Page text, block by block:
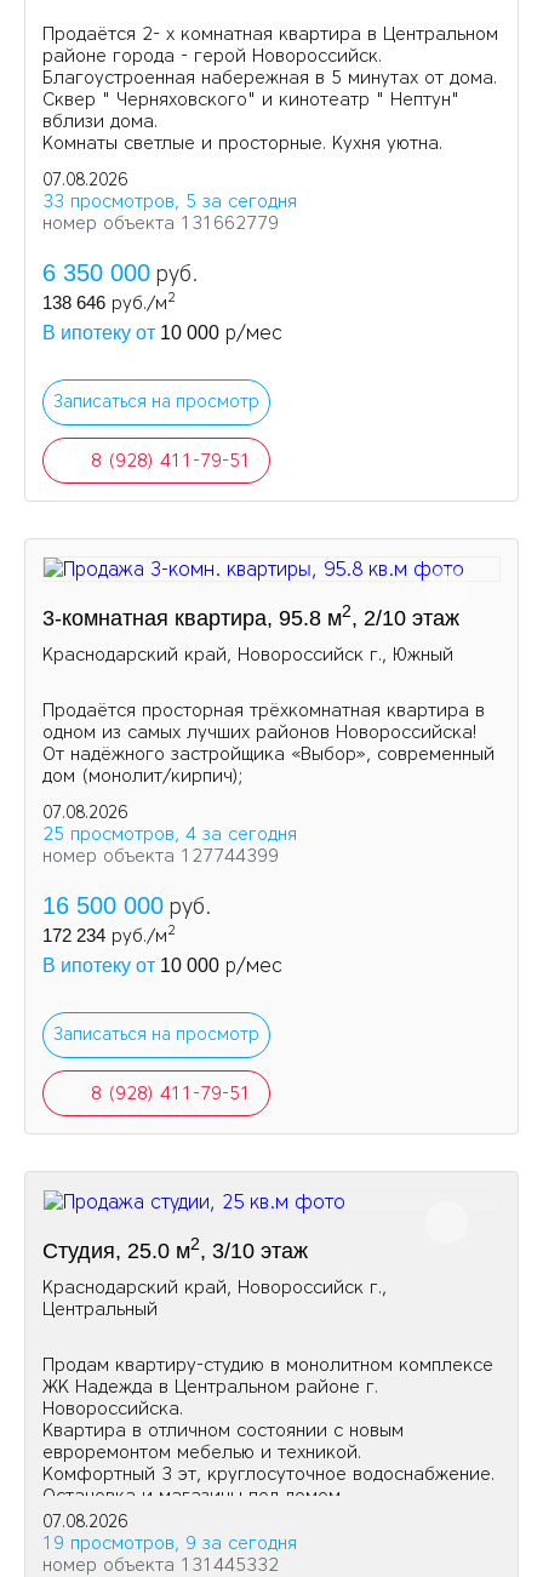
Продаётся 2- х комнатная квартира в Центральном
районе города - герой Новороссийск.
Благоустроенная набережная в 5 минутах от дома.
Сквер " Черняховского" и кинотеатр " Нептун"
вблизи дома.
Комнаты светлые и просторные. Кухня уютна.
07.08.2026
33 просмотров, 5 за сегодня
номер объекта 131662779
6 350 000 руб.
138 646 руб./м2
В ипотеку от 10 000 р/мес
Записаться на просмотр
8 (928) 411-79-51
3-комнатная квартира, 95.8 м2, 2/10 этаж
Краснодарский край, Новороссийск г., Южный
Продаётся просторная трёхкомнатная квартира в
одном из самых лучших районов Новороссийска!
От надёжного застройщика «Выбор», современный
дом (монолит/кирпич);
07.08.2026
25 просмотров, 4 за сегодня
номер объекта 127744399
16 500 000 руб.
172 234 руб./м2
В ипотеку от 10 000 р/мес
Записаться на просмотр
8 (928) 411-79-51
Студия, 25.0 м2, 3/10 этаж
Краснодарский край, Новороссийск г.,
Центральный
Продам квартиру-студию в монолитном комплексе
ЖК Надежда в Центральном районе г.
Новороссийска.
Квартира в отличном состоянии с новым
евроремонтом мебелью и техникой.
Комфортный 3 эт, круглосуточное водоснабжение.
Остановка и магазины под домом.
07.08.2026
19 просмотров, 9 за сегодня
номер объекта 131445332